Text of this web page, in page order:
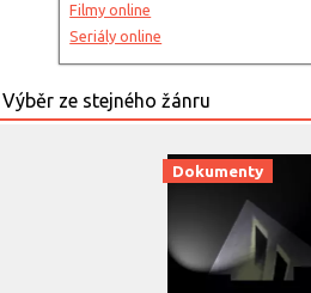
Filmy online
Seriály online
Dokumenty